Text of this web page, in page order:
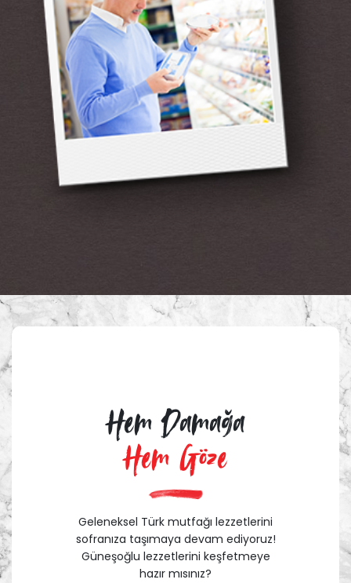
Hem Damağa
Hem Göze
Geleneksel Türk mutfağı lezzetlerini
sofranıza taşımaya devam ediyoruz!
Güneşoğlu lezzetlerini keşfetmeye
hazır mısınız?